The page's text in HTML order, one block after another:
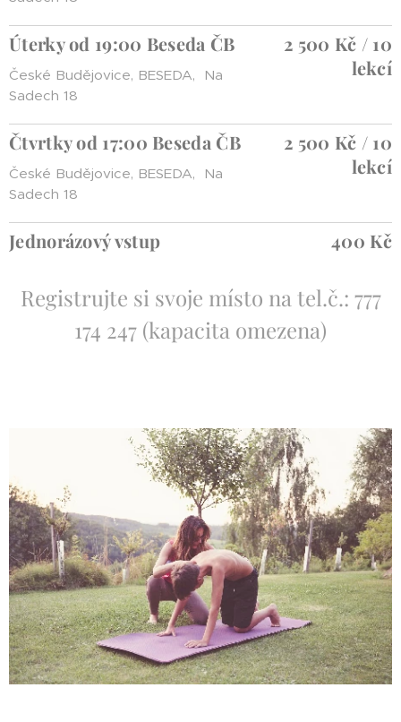
Úterky od 19:00 Beseda ČB
České Budějovice, BESEDA, Na
Sadech 18
2 500 Kč / 10
lekcí
Čtvrtky od 17:00 Beseda ČB
České Budějovice, BESEDA, Na
Sadech 18
2 500 Kč / 10
lekcí
Jednorázový vstup 400 Kč
Registrujte si svoje místo na tel.č.: 777
174 247 (kapacita omezena)